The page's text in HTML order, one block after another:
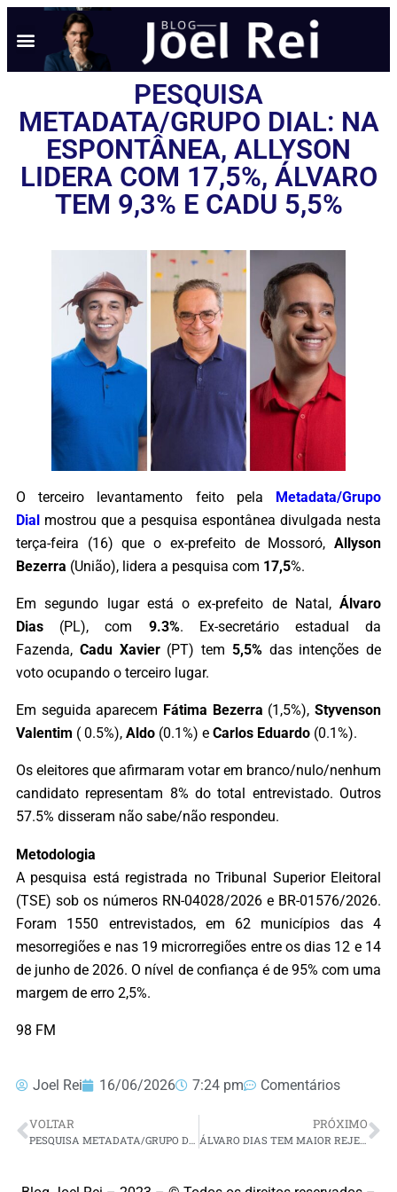
PESQUISA
METADATA/GRUPO DIAL: NA
ESPONTÂNEA, ALLYSON
LIDERA COM 17,5%, ÁLVARO
TEM 9,3% E CADU 5,5%
O terceiro levantamento feito pela Metadata/Grupo
Dial mostrou que a pesquisa espontânea divulgada nesta
terça-feira (16) que o ex-prefeito de Mossoró, Allyson
Bezerra (União), lidera a pesquisa com 17,5%.
Em segundo lugar está o ex-prefeito de Natal, Álvaro
Dias (PL), com 9.3%. Ex-secretário estadual da
Fazenda, Cadu Xavier (PT) tem 5,5%das intenções de
voto ocupando o terceiro lugar.
Em seguida aparecem Fátima Bezerra (1,5%),Styvenson
Valentim ( 0.5%), Aldo (0.1%) e Carlos Eduardo (0.1%).
Os eleitores que afirmaram votar em branco/nulo/nenhum
candidato representam 8% do total entrevistado. Outros
57.5% disseram não sabe/não respondeu.
Metodologia
A pesquisa está registrada no Tribunal Superior Eleitoral
(TSE) sob os números RN-04028/2026 e BR-01576/2026.
Foram 1550 entrevistados, em 62 municípios das 4
mesorregiões e nas 19 microrregiões entre os dias 12 e 14
de junho de 2026. O nível de confiança é de 95% com uma
margem de erro 2,5%.
98 FM
Joel Rei 16/06/2026 7:24 pm Comentários
VOLTAR
PESQUISA METADATA/GRUPO DIAL: ALLYSON TEM 34,8%, ÁLVARO TEM 22,8% E CADU XAVIER 8,7% NA ESTIMULADA
PRÓXIMO
ÁLVARO DIAS TEM MAIOR REJEIÇÃO ENTRE PRÉ-CANDIDATOS AO GOVERNO DO RN COM 18,1%, APONTA METADATA/GRUPO DIAL